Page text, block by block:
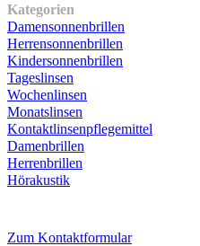
Kategorien
Damensonnenbrillen
Herrensonnenbrillen
Kindersonnenbrillen
Tageslinsen
Wochenlinsen
Monatslinsen
Kontaktlinsenpflegemittel
Damenbrillen
Herrenbrillen
Hörakustik
Zum Kontaktformular